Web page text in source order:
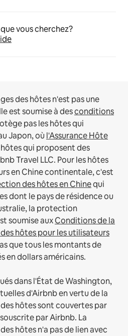
vous cherchez?
des hôtes n'est pas une
est soumise à desconditions
pas les hôtes qui
Japon, où l'Assurance Hôte
qui proposent des
Travel LLC. Pour les hôtes
en Chine continentale, c'est
des hôtes en Chinequi
dont le pays de résidence ou
la protection
soumise auxConditions de la
hôtes pour les utilisateurs
que tous les montants de
en dollars américains.
dans l'État de Washington,
d'Airbnb en vertu de la
hôtes sont couvertes par
par Airbnb. La
hôtes n'a pas de lien avec